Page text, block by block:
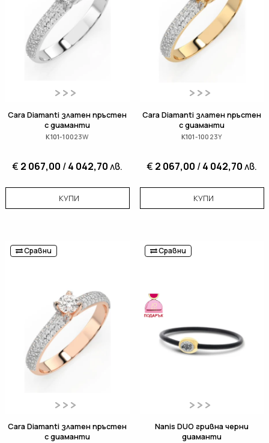
Cara Diamanti златен пръстен
с диаманти
K101-10023W
€ 2 067,00 /4 042,70лв.
КУПИ
Cara Diamanti златен пръстен
с диаманти
K101-10023Y
€ 2 067,00 /4 042,70лв.
КУПИ
Сравни
Cara Diamanti златен пръстен
с диаманти
Сравни
Nanis DUO гривна черни
диаманти